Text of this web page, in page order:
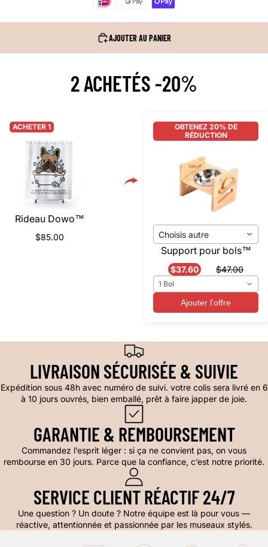
AJOUTER AU PANIER
2 ACHETÉS -20%
ACHETER 1
Rideau Dowo™
$85.00
OBTENEZ 20% DE
RÉDUCTION
Choisis autre
Support pour bols™️
$37.60 $47.00
1 Bol
Ajouter l'offre
LIVRAISON SÉCURISÉE & SUIVIE
Expédition sous 48h avec numéro de suivi. votre colis sera livré en 6
à 10 jours ouvrés, bien emballé, prêt à faire japper de joie.
GARANTIE & REMBOURSEMENT
Commandez l’esprit léger : si ça ne convient pas, on vous
rembourse en 30 jours. Parce que la confiance, c’est notre priorité.
SERVICE CLIENT RÉACTIF 24/7
Une question ? Un doute ? Notre équipe est là pour vous —
réactive, attentionnée et passionnée par les museaux stylés.